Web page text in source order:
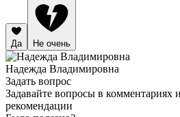
Да Не очень
Надежда Владимировна
Задать вопрос
Задавайте вопросы в комментариях
рекомендации